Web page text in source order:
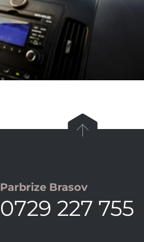

Parbrize Brasov
0729 227 755